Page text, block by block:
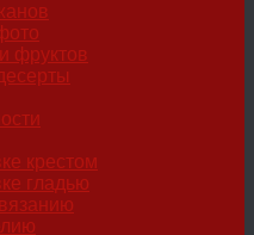
фруктов
крестом
гладью